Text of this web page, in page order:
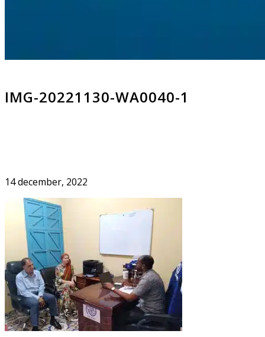
IMG-20221130-WA0040-1
14 december, 2022